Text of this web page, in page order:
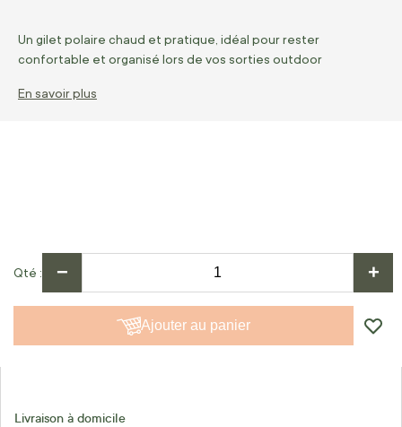
Un gilet polaire chaud et pratique, idéal pour rester
confortable et organisé lors de vos sorties outdoor
En savoir plus
Qté − +
Ajouter au panier
Livraison à domicile